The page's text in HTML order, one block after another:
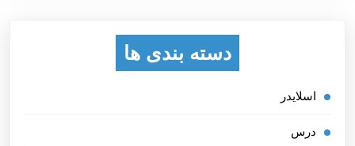
دسته بندی ها
اسلایدر
درس